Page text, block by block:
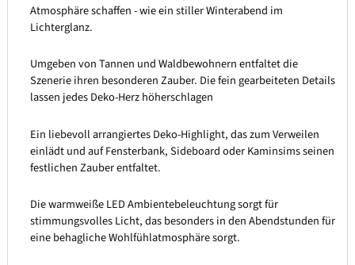
Atmosphäre schaffen - wie ein stiller Winterabend im
Lichterglanz.
Umgeben von Tannen und Waldbewohnern entfaltet die
Szenerie ihren besonderen Zauber. Die fein gearbeiteten Details
lassen jedes Deko-Herz höherschlagen
Ein liebevoll arrangiertes Deko-Highlight, das zum Verweilen
einlädt und auf Fensterbank, Sideboard oder Kaminsims seinen
festlichen Zauber entfaltet.
Die warmweiße LED Ambientebeleuchtung sorgt für
stimmungsvolles Licht, das besonders in den Abendstunden für
eine behagliche Wohlfühlatmosphäre sorgt.